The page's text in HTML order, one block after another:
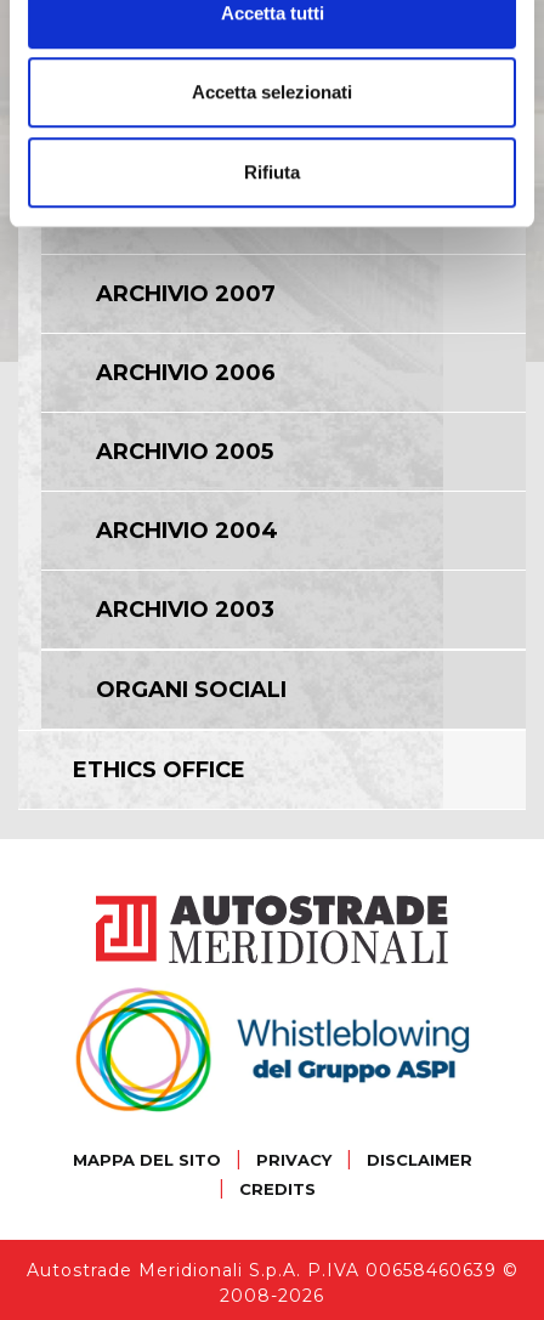
Accetta tutti
Accetta selezionati
Rifiuta
ARCHIVIO 2010
ARCHIVIO 2009
ARCHIVIO 2008
ARCHIVIO 2007
ARCHIVIO 2006
ARCHIVIO 2005
ARCHIVIO 2004
ARCHIVIO 2003
ORGANI SOCIALI
ETHICS OFFICE
MAPPA DEL SITO PRIVACY DISCLAIMER
CREDITS
Autostrade Meridionali S.p.A. P.IVA 00658460639 ©
2008-2026